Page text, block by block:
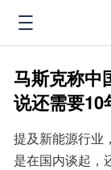
马斯克称中
说还需要10
提及新能源行业
是在国内谈起，